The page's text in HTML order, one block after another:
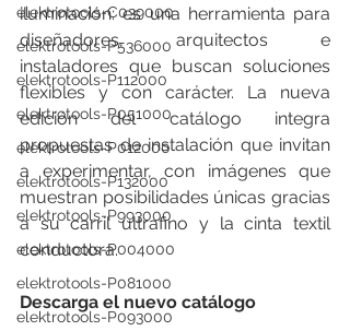
elektrotools-C039000
elektrotools-P536000
elektrotools-P112000
elektrotools-P051000
elektrotools-P012000
elektrotools-P132000
elektrotools-P993000
elektrotools-P004000
elektrotools-P081000
elektrotools-P093000
iluminación: es una herramienta para
diseñadores, arquitectos e
instaladores que buscan soluciones
flexibles y con carácter. La nueva
edición del catálogo integra
propuestas de instalación que invitan
a experimentar, con imágenes que
muestran posibilidades únicas gracias
a su carril ultrafino y la cinta textil
conductora.
Descarga el nuevo catálogo